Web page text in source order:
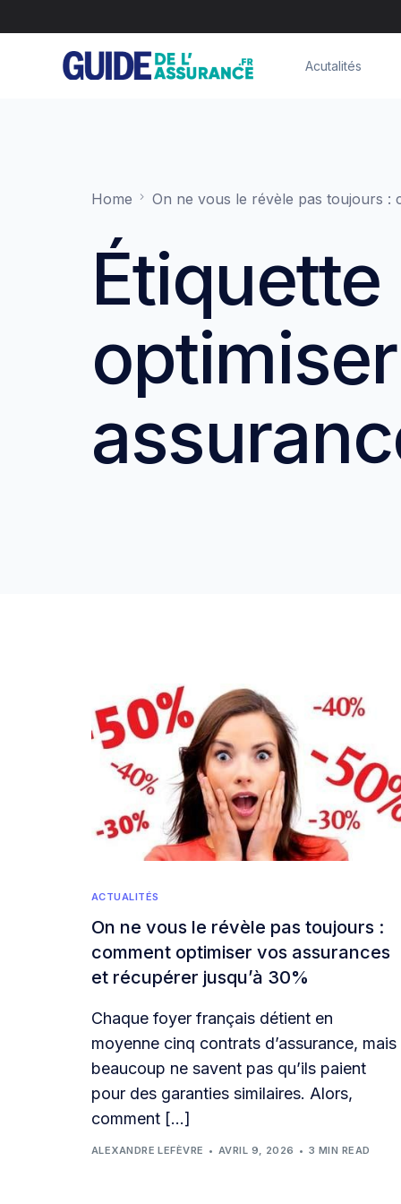
Acutalités
Home On ne vous le révèle pas toujours :
Étiquette
optimiser
ACTUALITÉS
On ne vous le révèle pas toujours :
comment optimiser vos assurances
et récupérer jusqu’à 30%
Chaque foyer français détient en
moyenne cinq contrats d’assurance, mais
beaucoup ne savent pas qu’ils paient
pour des garanties similaires. Alors,
comment […]
ALEXANDRE LEFÈVRE AVRIL 9, 2026 3 MIN READ